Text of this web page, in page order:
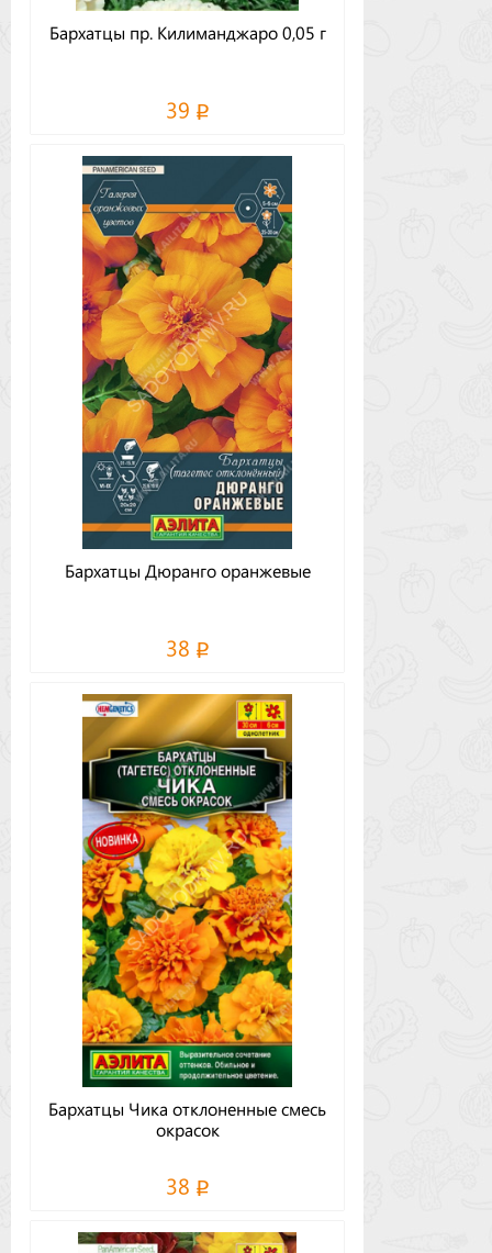
Бархатцы пр. Килиманджаро 0,05 г
39
Бархатцы Дюранго оранжевые
38
Бархатцы Чика отклоненные смесь
окрасок
38